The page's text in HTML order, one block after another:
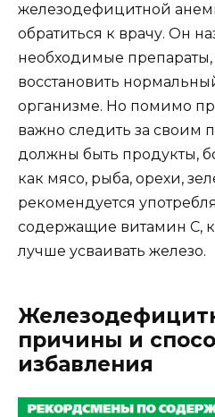
железодефицитной
обратиться к врачу. Он
необходимые препараты,
восстановить
организме. Но помимо
важно следить за своим
должны быть продукты,
как мясо, рыба, орехи,
рекомендуется
содержащие витамин С,
лучше усваивать железо.
причины и
избавления